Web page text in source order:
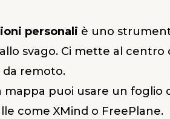
personali è uno
svago. Ci mette al
da remoto.
mappa puoi usare un
come XMind o FreePlane.